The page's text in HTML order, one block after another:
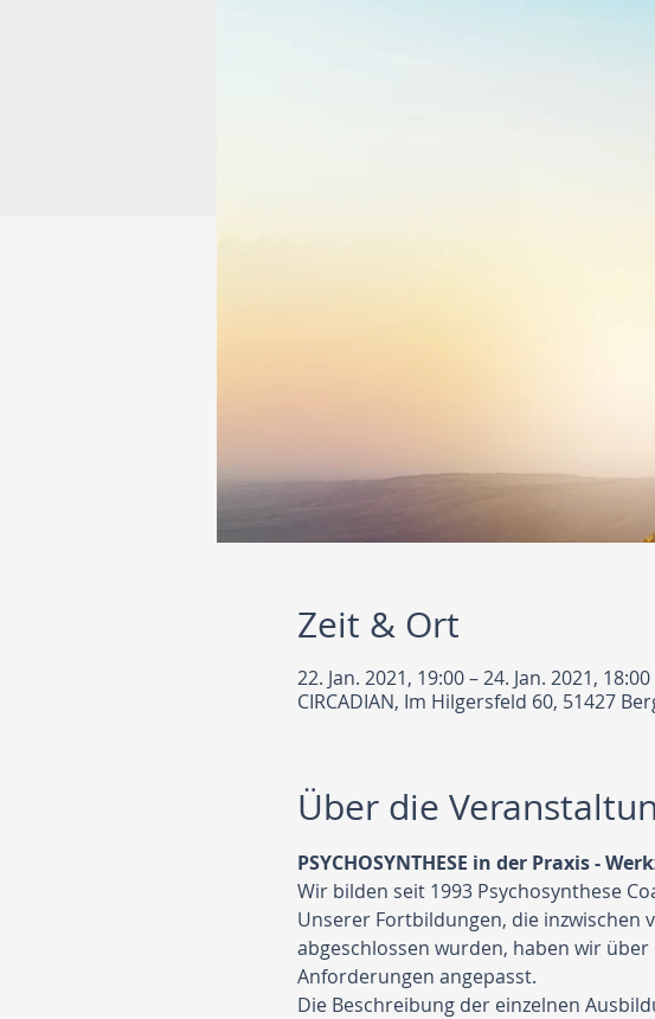
Zeit & Ort
22. Jan. 2021, 19:00 – 24. Jan. 2021, 18:00
CIRCADIAN, Im Hilgersfeld 60, 51427
Über die
PSYCHOSYNTHESE in der Praxis -
Wir bilden seit 1993 Psychosynthese
Unserer Fortbildungen, die
abgeschlossen wurden, haben wir
Anforderungen angepasst.
Die Beschreibung der einzelnen